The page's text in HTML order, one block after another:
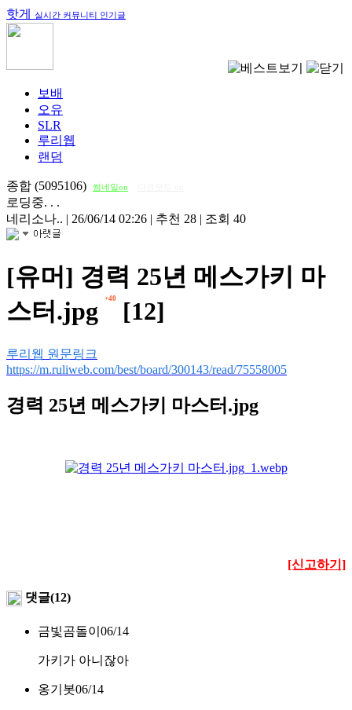
핫게 실시간 커뮤니티 인기글
보배
오유
SLR
루리웹
랜덤
종합 (5095106) 썸네일on
로딩중. . .
네리소나.. | 26/06/14 02:26 | 추천 28 | 조회 40
[유머] 경력 25년 메스가키 마
스터.jpg
+40 [12]
루리웹 원문링크
https://m.ruliweb.com/best/board/300143/read/75558005
경력 25년 메스가키 마스터.jpg
[신고하기]
댓글(12)
금빛곰돌이 06/14
가키가 아니잖아
옹기봇06/14